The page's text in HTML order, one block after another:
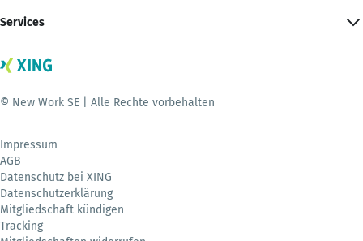
Services
© New Work SE | Alle Rechte vorbehalten
Impressum
AGB
Datenschutz bei XING
Datenschutzerklärung
Mitgliedschaft kündigen
Tracking